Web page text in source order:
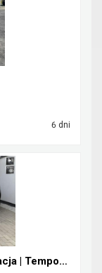
6 dni
Mini ONE 1.5 D | Stan BDB | Klimatyzacja | Tempoma...